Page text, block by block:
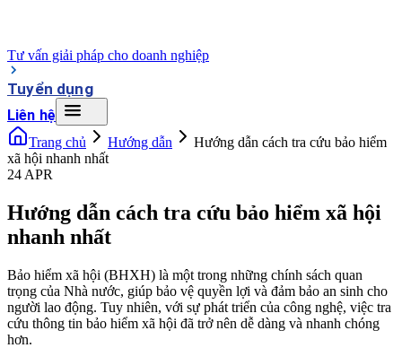
Tư vấn giải pháp cho doanh nghiệp
Tuyển dụng
Liên hệ
Trang chủ Hướng dẫn
Hướng dẫn cách tra cứu bảo hiểm
xã hội nhanh nhất
24 APR
Hướng dẫn cách tra cứu bảo hiểm xã hội
nhanh nhất
Bảo hiểm xã hội (BHXH) là một trong những chính sách quan
trọng của Nhà nước, giúp bảo vệ quyền lợi và đảm bảo an sinh cho
người lao động. Tuy nhiên, với sự phát triển của công nghệ, việc tra
cứu thông tin bảo hiểm xã hội đã trở nên dễ dàng và nhanh chóng
hơn.